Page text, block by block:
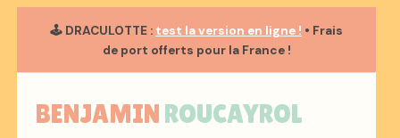
🕹️ DRACULOTTE : test la version en ligne ! • Frais
de port offerts pour la France !
contenu
BENJAMIN ROUCAYROL